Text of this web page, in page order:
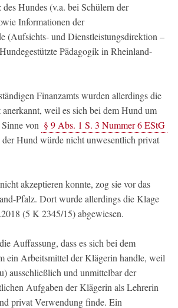
Hundes (v.a. bei Schülern der
Informationen der
(Aufsichts- und Dienstleistungsdirektion –
Pädagogik in Rheinland-
Finanzamts wurden allerdings die
weil es sich bei dem Hund um
von § 9 Abs. 1 S. 3 Nummer 6 EStG
Hund würde nicht unwesentlich privat
akzeptieren konnte, zog sie vor das
Pfalz. Dort wurde allerdings die Klage
(5 K 2345/15) abgewiesen.
Auffassung, dass es sich bei dem
ein Arbeitsmittel der Klägerin handle, weil
ausschließlich und unmittelbar der
Aufgaben der Klägerin als Lehrerin
privat Verwendung finde. Ein